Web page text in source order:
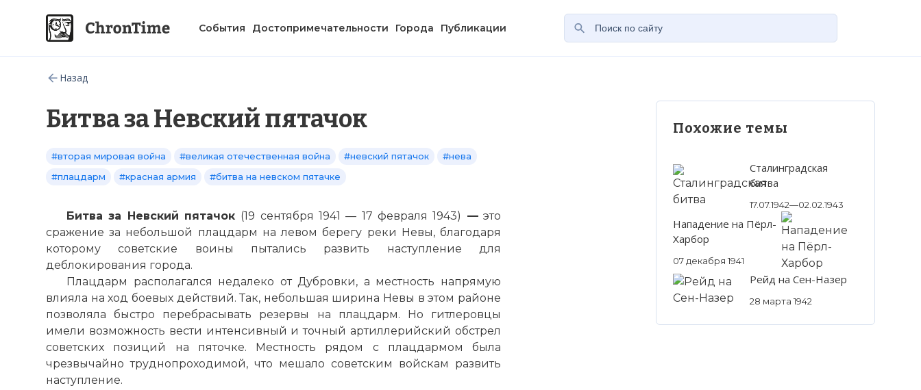
События Достопримечательности Города Публикации
Назад
Битва за Невский пятачок
#вторая мировая война #великая отечественная война #невский пятачок
#нева
#плацдарм
#красная армия #битва на невском пятачке
Битва за Невский пятачок (19 сентября 1941 — 17 февраля 1943) —это
сражение за небольшой плацдарм на левом берегу реки Невы, благодаря
которому советские воины пытались развить наступление для
деблокирования города.
Плацдарм располагался недалеко от Дубровки, а местность напрямую
влияла на ход боевых действий. Так, небольшая ширина Невы в этом районе
позволяла быстро перебрасывать резервы на плацдарм. Но гитлеровцы
имели возможность вести интенсивный и точный артиллерийский обстрел
советских позиций на пяточке. Местность рядом с плацдармом была
чрезвычайно труднопроходимой, что мешало советским войскам развить
наступление.
Похожие темы
Сталинградская
битва
17.07.1942—02.02.1943
Нападение на Пёрл-
Харбор
07 декабря 1941
Рейд на Сен-Назер
28 марта 1942